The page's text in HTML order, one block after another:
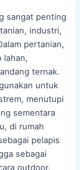
sangat penting
industri,
pertanian,
lahan,
ternak.
untuk
menutupi
sementara
di rumah
pelapis
sebagai
outdoor.